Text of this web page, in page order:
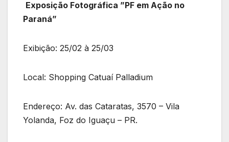
Exposição Fotográfica ”PF em Ação no
Paraná”
Exibição: 25/02 à 25/03
Local: Shopping Catuaí Palladium
Endereço: Av. das Cataratas, 3570 – Vila
Yolanda, Foz do Iguaçu – PR.